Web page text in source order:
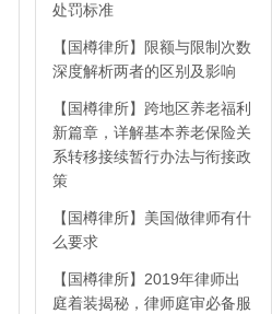
处罚标准
【国樽律所】限额与限制次数
深度解析两者的区别及影响
【国樽律所】跨地区养老福利
新篇章，详解基本养老保险关
系转移接续暂行办法与衔接政
策
【国樽律所】美国做律师有什
么要求
【国樽律所】2019年律师出
庭着装揭秘，律师庭审必备服